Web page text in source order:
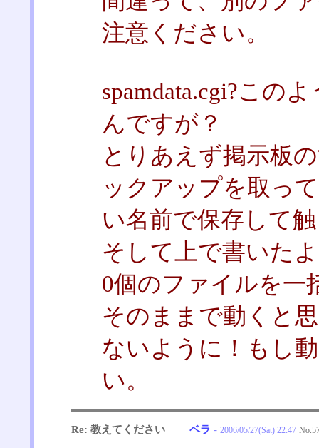
注意ください。
spamdata.cgi?この
んですが？
とりあえず掲示板
ックアップを取っ
い名前で保存して
そして上で書いた
0個のファイルを一
そのままで動くと
ないように！もし
い。
Re: 教えてください ベラ - 2006/05/27(Sat) 22:47 No.